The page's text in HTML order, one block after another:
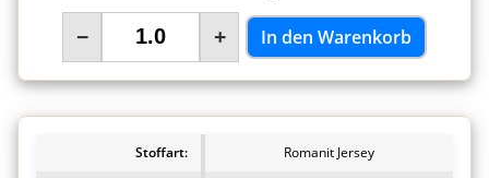
− + In den Warenkorb
Stoffart:
Romanit Jersey